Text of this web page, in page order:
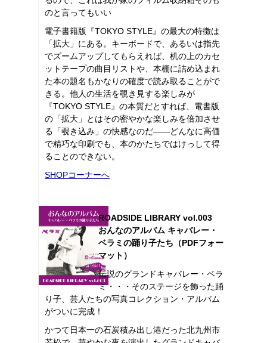
のと言ってもいい
電子書籍版『TOKYO STYLE』の最大の特徴は
「拡大」にある。キーボードで、あるいは指先
でズームアップしてもらえれば、机の上のカセ
ットテープの曲目リストや、本棚に詰め込まれ
た本の題名もかなりの確度で読み取ることがで
きる。他人の生活を覗き見する楽しみが
『TOKYO STYLE』の本質だとすれば、電書版
の「拡大」とはその密やかな楽しみを倍加させ
る「覗き込み」の快感なのだ――どんなに高価
で精巧な印刷でも、本のかたちではけっして得
ることのできない。
SHOPコーナーへ
ROADSIDE LIBRARY vol.003
おんなのアルバム キャバレー・
ベラミの踊り子たち（PDFフォー
マット）
伝説のグランドキャバレー・ベラ
ミ・・・そのステージを飾った踊
り子、芸人たちの写真コレクション・アルバム
がついに完成！
かつて日本一の石炭積み出し港だった北九州市